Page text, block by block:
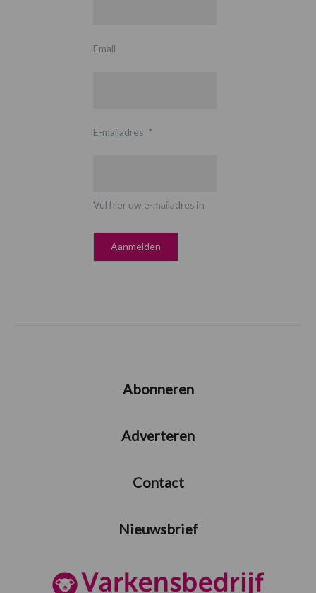
Email
E-mailadres *
Vul hier uw e-mailadres in
Abonneren
Adverteren
Contact
Nieuwsbrief